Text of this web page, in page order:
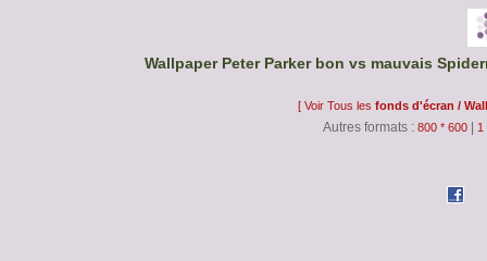
Wallpaper Peter Parker bon vs mauvais
[ Voir Tous les fonds d'écran /
Autres formats : 800 * 600 1